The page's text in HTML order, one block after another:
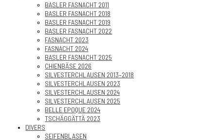
BASLER FASNACHT 2011
BASLER FASNACHT 2018
BASLER FASNACHT 2019
BASLER FASNACHT 2022
FASNACHT 2023
FASNACHT 2024
BASLER FASNACHT 2025
CHIENBÄSE 2026
SILVESTERCHLAUSEN 2013–2018
SILVESTERCHLAUSEN 2023
SILVESTERCHLAUSEN 2024
SILVESTERCHLAUSEN 2025
BELLE EPOQUE 2024
TSCHÄGGÄTTÄ 2023
DIVERS
SEIFENBLASEN